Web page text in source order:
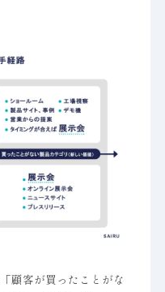
顧客が買ったことがな